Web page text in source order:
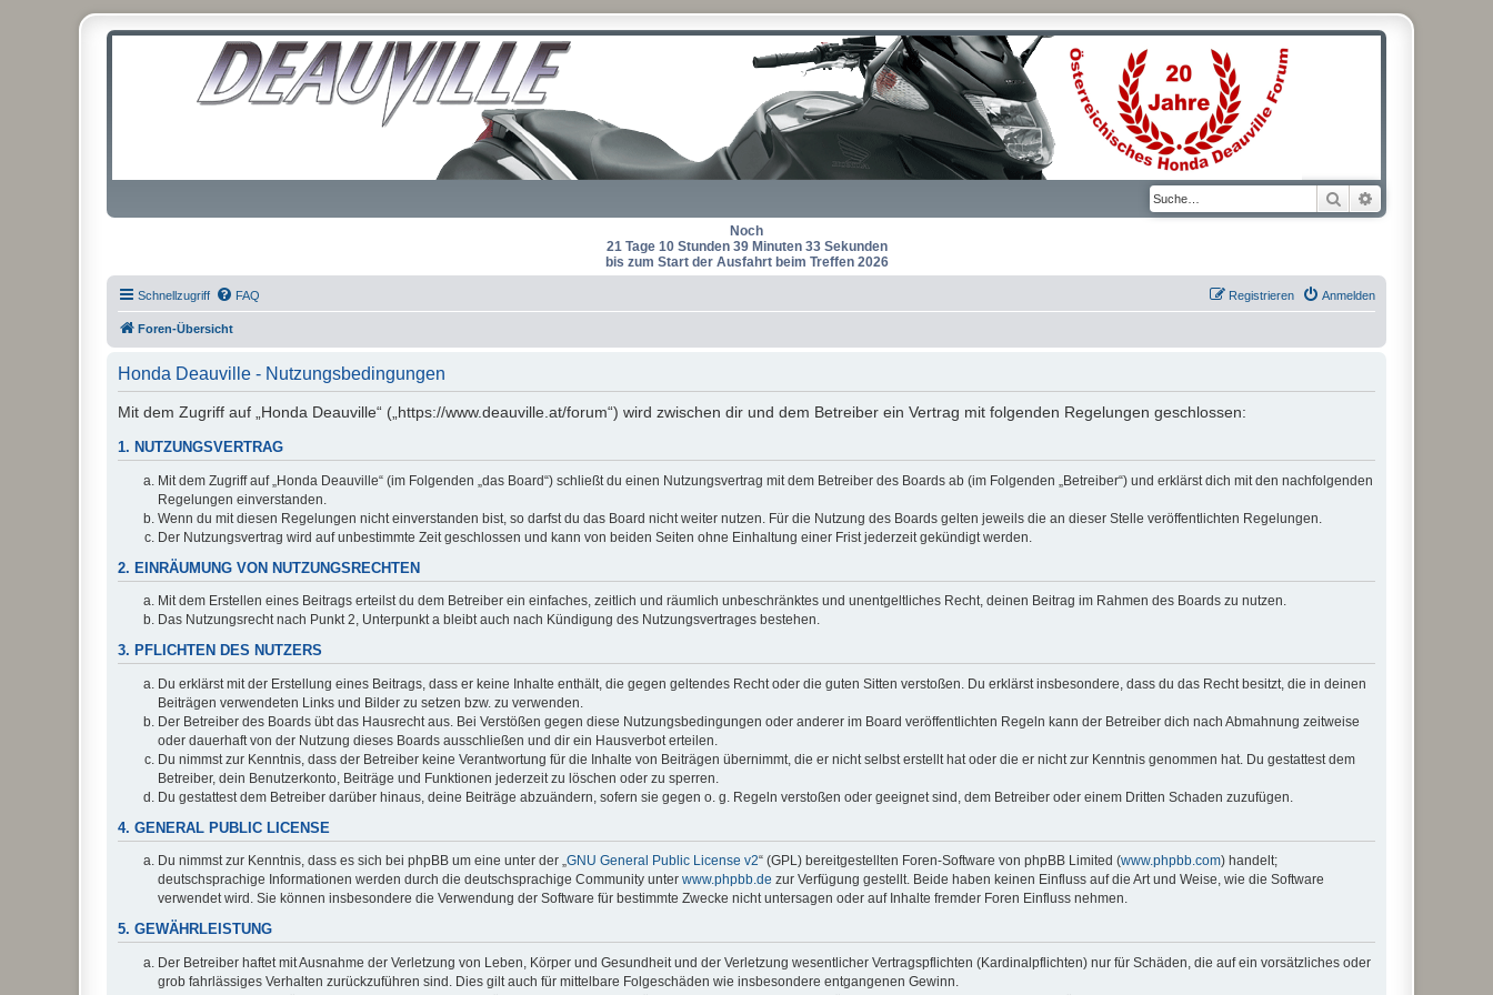
Suche
Noch
21 Tage 10 Stunden 39 Minuten 33 Sekunden
bis zum Start der Ausfahrt beim Treffen 2026
Schnellzugriff FAQ Anmelden
Registrieren
Foren-Übersicht
Honda Deauville - Nutzungsbedingungen
Mit dem Zugriff auf „Honda Deauville“ („https://www.deauville.at/forum“) wird zwischen dir und dem Betreiber ein Vertrag mit folgenden Regelungen geschlossen:
1. NUTZUNGSVERTRAG
Mit dem Zugriff auf „Honda Deauville“ (im Folgenden „das Board“) schließt du einen Nutzungsvertrag mit dem Betreiber des Boards ab (im Folgenden „Betreiber“) und erklärst dich mit den nachfolgenden
Regelungen einverstanden.
Wenn du mit diesen Regelungen nicht einverstanden bist, so darfst du das Board nicht weiter nutzen. Für die Nutzung des Boards gelten jeweils die an dieser Stelle veröffentlichten Regelungen.
Der Nutzungsvertrag wird auf unbestimmte Zeit geschlossen und kann von beiden Seiten ohne Einhaltung einer Frist jederzeit gekündigt werden.
2. EINRÄUMUNG VON NUTZUNGSRECHTEN
Mit dem Erstellen eines Beitrags erteilst du dem Betreiber ein einfaches, zeitlich und räumlich unbeschränktes und unentgeltliches Recht, deinen Beitrag im Rahmen des Boards zu nutzen.
Das Nutzungsrecht nach Punkt 2, Unterpunkt a bleibt auch nach Kündigung des Nutzungsvertrages bestehen.
3. PFLICHTEN DES NUTZERS
Du erklärst mit der Erstellung eines Beitrags, dass er keine Inhalte enthält, die gegen geltendes Recht oder die guten Sitten verstoßen. Du erklärst insbesondere, dass du das Recht besitzt, die in deinen
Beiträgen verwendeten Links und Bilder zu setzen bzw. zu verwenden.
Der Betreiber des Boards übt das Hausrecht aus. Bei Verstößen gegen diese Nutzungsbedingungen oder anderer im Board veröffentlichten Regeln kann der Betreiber dich nach Abmahnung zeitweise
oder dauerhaft von der Nutzung dieses Boards ausschließen und dir ein Hausverbot erteilen.
Du nimmst zur Kenntnis, dass der Betreiber keine Verantwortung für die Inhalte von Beiträgen übernimmt, die er nicht selbst erstellt hat oder die er nicht zur Kenntnis genommen hat. Du gestattest dem
Betreiber, dein Benutzerkonto, Beiträge und Funktionen jederzeit zu löschen oder zu sperren.
Du gestattest dem Betreiber darüber hinaus, deine Beiträge abzuändern, sofern sie gegen o. g. Regeln verstoßen oder geeignet sind, dem Betreiber oder einem Dritten Schaden zuzufügen.
4. GENERAL PUBLIC LICENSE
Du nimmst zur Kenntnis, dass es sich bei phpBB um eine unter der „GNU General Public License v2“ (GPL) bereitgestellten Foren-Software von phpBB Limited (www.phpbb.com) handelt;
deutschsprachige Informationen werden durch die deutschsprachige Community unter www.phpbb.de zur Verfügung gestellt. Beide haben keinen Einfluss auf die Art und Weise, wie die Software
verwendet wird. Sie können insbesondere die Verwendung der Software für bestimmte Zwecke nicht untersagen oder auf Inhalte fremder Foren Einfluss nehmen.
5. GEWÄHRLEISTUNG
Der Betreiber haftet mit Ausnahme der Verletzung von Leben, Körper und Gesundheit und der Verletzung wesentlicher Vertragspflichten (Kardinalpflichten) nur für Schäden, die auf ein vorsätzliches oder
grob fahrlässiges Verhalten zurückzuführen sind. Dies gilt auch für mittelbare Folgeschäden wie insbesondere entgangenen Gewinn.